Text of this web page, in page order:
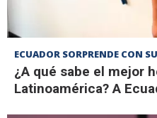
ECUADOR SORPRENDE CON
¿A qué sabe el mejor
Latinoamérica? A